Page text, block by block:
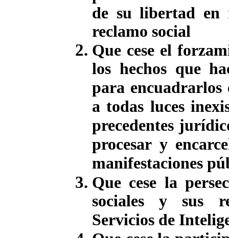
de su libertad en
reclamo social
Que cese el
los hechos que
para encuadrarlos
a todas luces
precedentes
procesar y
manifestaciones
Que cese la
sociales y sus
Servicios de